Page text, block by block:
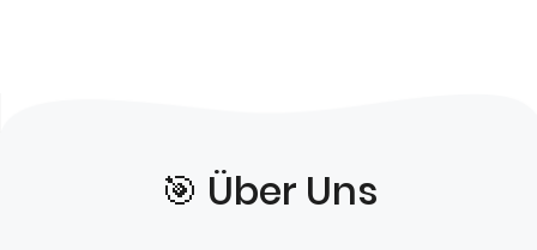
🎯️ Über Uns